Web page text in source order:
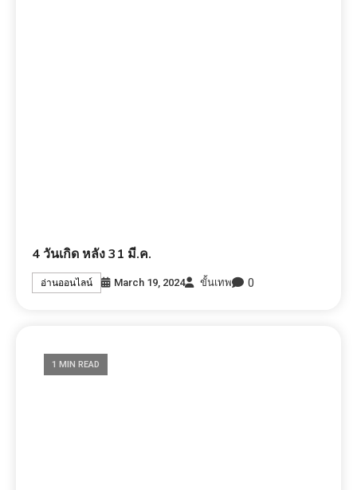
4 วันเกิด หลัง 31 มี.ค.
อ่านออนไลน์ March 19, 2024 ขั้นเทพ 0
1 MIN READ